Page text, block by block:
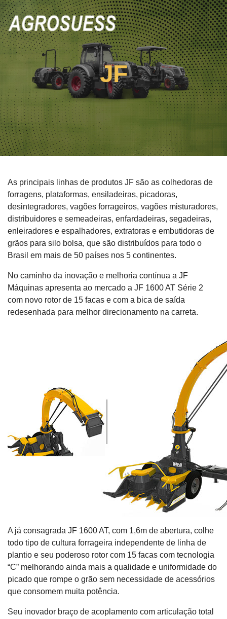
JF
As principais linhas de produtos JF são as colhedoras de
forragens, plataformas, ensiladeiras, picadoras,
desintegradores, vagões forrageiros, vagões misturadores,
distribuidores e semeadeiras, enfardadeiras, segadeiras,
enleiradores e espalhadores, extratoras e embutidoras de
grãos para silo bolsa, que são distribuídos para todo o
Brasil em mais de 50 países nos 5 continentes.
No caminho da inovação e melhoria contínua a JF
Máquinas apresenta ao mercado a JF 1600 AT Série 2
com novo rotor de 15 facas e com a bica de saída
redesenhada para melhor direcionamento na carreta.
A já consagrada JF 1600 AT, com 1,6m de abertura, colhe
todo tipo de cultura forrageira independente de linha de
plantio e seu poderoso rotor com 15 facas com tecnologia
“C” melhorando ainda mais a qualidade e uniformidade do
picado que rompe o grão sem necessidade de acessórios
que consomem muita potência.
Seu inovador braço de acoplamento com articulação total